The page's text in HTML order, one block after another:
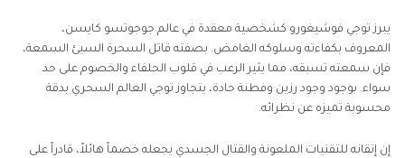
الخُلاصة
يبرز توجي فوشيغورو كشخصية معقدة في عالم جوجوتسو كايسن،
المعروف بكفاءته وسلوكه الغامض. بصفته قاتل السحرة السيئ السمعة،
فإن سمعته تسبقه، مما يثير الرعب في قلوب الحلفاء والخصوم على حد
سواء. بوجود وجود رزين وفطنة حادة، يتجاوز توجي العالم السحري بدقة
محسوبة تميزه عن نظرائه.
إن إتقانه للتقنيات الملعونة والقتال الجسدي يجعله خصماً هائلاً، قادراً على